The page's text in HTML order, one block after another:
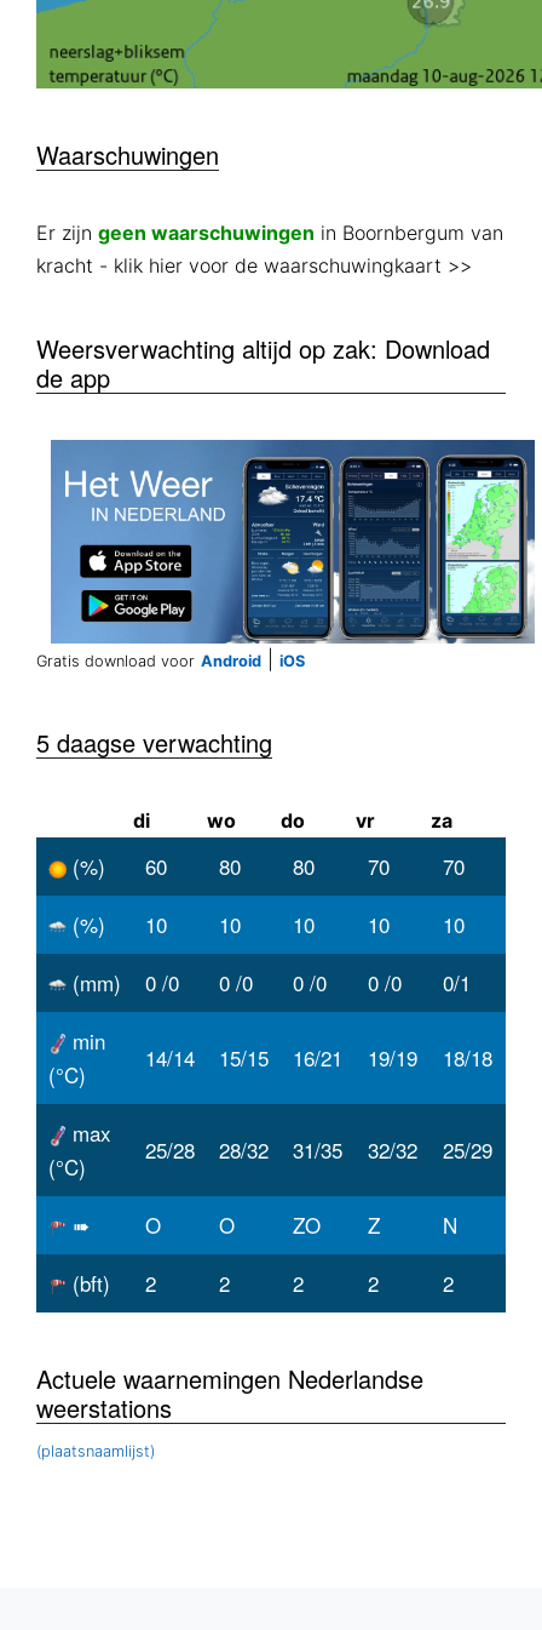
Waarschuwingen
Er zijn geen waarschuwingen in Boornbergum van
kracht - klik hier voor de waarschuwingkaart >>
Weersverwachting altijd op zak: Download
de app
Gratis download voor Android iOS
5 daagse verwachting
di wo do vr za
(%) 60 80 80 70
70
(%)
10 10 10 10
10
(mm)
0 /0 0 /0 0 /0 0 /0
0/1
min
(°C)
14/14 15/15 16/21 19/19 18/18
max
(°C)
25/28 28/32 31/35 32/32 25/29
➠ O O ZO Z
N
(bft)
2 2 2 2 2
Actuele waarnemingen Nederlandse
weerstations
(plaatsnaamlijst)